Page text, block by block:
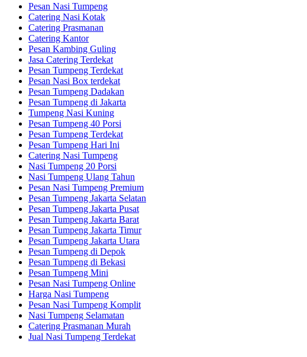
Pesan Nasi Tumpeng
Catering Nasi Kotak
Catering Prasmanan
Catering Kantor
Pesan Kambing Guling
Jasa Catering Terdekat
Pesan Tumpeng Terdekat
Pesan Nasi Box terdekat
Pesan Tumpeng Dadakan
Pesan Tumpeng di Jakarta
Tumpeng Nasi Kuning
Pesan Tumpeng 40 Porsi
Pesan Tumpeng Terdekat
Pesan Tumpeng Hari Ini
Catering Nasi Tumpeng
Nasi Tumpeng 20 Porsi
Nasi Tumpeng Ulang Tahun
Pesan Nasi Tumpeng Premium
Pesan Tumpeng Jakarta Selatan
Pesan Tumpeng Jakarta Pusat
Pesan Tumpeng Jakarta Barat
Pesan Tumpeng Jakarta Timur
Pesan Tumpeng Jakarta Utara
Pesan Tumpeng di Depok
Pesan Tumpeng di Bekasi
Pesan Tumpeng Mini
Pesan Nasi Tumpeng Online
Harga Nasi Tumpeng
Pesan Nasi Tumpeng Komplit
Nasi Tumpeng Selamatan
Catering Prasmanan Murah
Jual Nasi Tumpeng Terdekat